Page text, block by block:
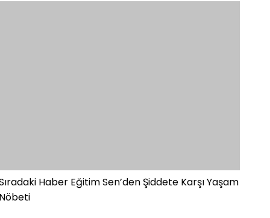
Haber Eğitim Sen’den Şiddete Karşı Yaşam